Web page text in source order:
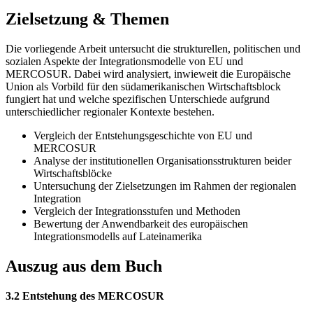
Zielsetzung & Themen
Die vorliegende Arbeit untersucht die strukturellen, politischen und
sozialen Aspekte der Integrationsmodelle von EU und
MERCOSUR. Dabei wird analysiert, inwieweit die Europäische
Union als Vorbild für den südamerikanischen Wirtschaftsblock
fungiert hat und welche spezifischen Unterschiede aufgrund
unterschiedlicher regionaler Kontexte bestehen.
Vergleich der Entstehungsgeschichte von EU und
MERCOSUR
Analyse der institutionellen Organisationsstrukturen beider
Wirtschaftsblöcke
Untersuchung der Zielsetzungen im Rahmen der regionalen
Integration
Vergleich der Integrationsstufen und Methoden
Bewertung der Anwendbarkeit des europäischen
Integrationsmodells auf Lateinamerika
Auszug aus dem Buch
3.2 Entstehung des MERCOSUR